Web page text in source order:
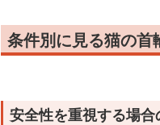
条件別に見る猫の首
安全性を重視する場合